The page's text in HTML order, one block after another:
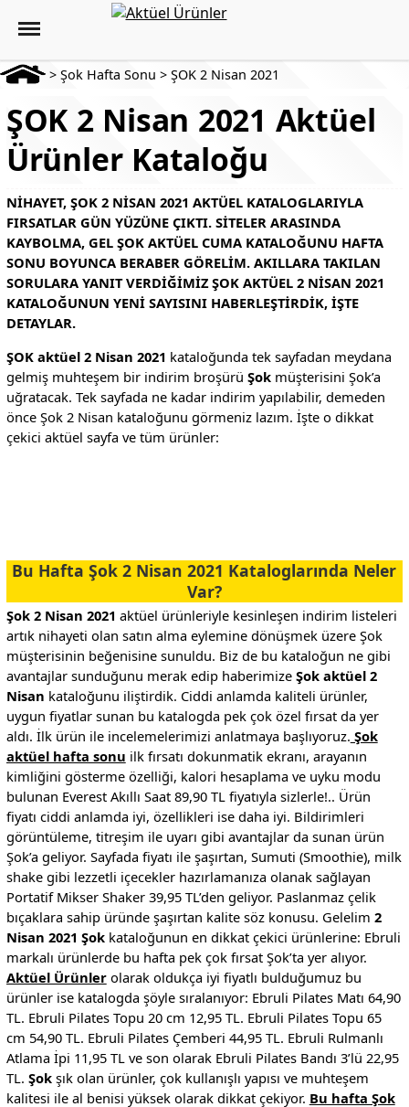
> Şok Hafta Sonu > ŞOK 2 Nisan 2021
ŞOK 2 Nisan 2021 Aktüel
Ürünler Kataloğu
NIHAYET, ŞOK 2 NISAN 2021 AKTÜEL KATALOGLARIYLA
FIRSATLAR GÜN YÜZÜNE ÇIKTI. SITELER ARASINDA
KAYBOLMA, GEL ŞOK AKTÜEL CUMA KATALOĞUNU HAFTA
SONU BOYUNCA BERABER GÖRELIM. AKILLARA TAKILAN
SORULARA YANIT VERDIĞIMIZ ŞOK AKTÜEL 2 NISAN 2021
KATALOĞUNUN YENI SAYISINI HABERLEŞTIRDIK, IŞTE
DETAYLAR.
ŞOK aktüel 2 Nisan 2021 kataloğunda tek sayfadan meydana
gelmiş muhteşem bir indirim broşürü Şokmüşterisini Şok’a
uğratacak. Tek sayfada ne kadar indirim yapılabilir, demeden
önce Şok 2 Nisan kataloğunu görmeniz lazım. İşte o dikkat
çekici aktüel sayfa ve tüm ürünler:
Bu Hafta Şok 2 Nisan 2021 Kataloglarında Neler
Var?
Şok 2 Nisan 2021 aktüel ürünleriyle kesinleşen indirim listeleri
artık nihayeti olan satın alma eylemine dönüşmek üzere Şok
müşterisinin beğenisine sunuldu. Biz de bu kataloğun ne gibi
avantajlar sunduğunu merak edip haberimizeŞok aktüel 2
Nisan kataloğunu iliştirdik. Ciddi anlamda kaliteli ürünler,
uygun fiyatlar sunan bu katalogda pek çok özel fırsat da yer
aldı. İlk ürün ile incelemelerimizi anlatmaya başlıyoruz. Şok
aktüel hafta sonu ilk fırsatı dokunmatik ekranı, arayanın
kimliğini gösterme özelliği, kalori hesaplama ve uyku modu
bulunan Everest Akıllı Saat 89,90 TL fiyatıyla sizlerle!.. Ürün
fiyatı ciddi anlamda iyi, özellikleri ise daha iyi. Bildirimleri
görüntüleme, titreşim ile uyarı gibi avantajlar da sunan ürün
Şok’a geliyor. Sayfada fiyatı ile şaşırtan, Sumuti (Smoothie), milk
shake gibi lezzetli içecekler hazırlamanıza olanak sağlayan
Portatif Mikser Shaker 39,95 TL’den geliyor. Paslanmaz çelik
bıçaklara sahip üründe şaşırtan kalite söz konusu. Gelelim 2
Nisan 2021 Şokkataloğunun en dikkat çekici ürünlerine: Ebruli
markalı ürünlerde bu hafta pek çok fırsat Şok’ta yer alıyor.
Aktüel Ürünlerolarak oldukça iyi fiyatlı bulduğumuz bu
ürünler ise katalogda şöyle sıralanıyor: Ebruli Pilates Matı 64,90
TL. Ebruli Pilates Topu 20 cm 12,95 TL. Ebruli Pilates Topu 65
cm 54,90 TL. Ebruli Pilates Çemberi 44,95 TL. Ebruli Rulmanlı
Atlama İpi 11,95 TL ve son olarak Ebruli Pilates Bandı 3’lü 22,95
TL. Şokşık olan ürünler, çok kullanışlı yapısı ve muhteşem
kalitesi ile al benisi yüksek olarak dikkat çekiyor. Bu hafta Şok